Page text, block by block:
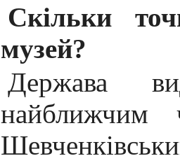
Скільки
музей?
Держава
найближчим